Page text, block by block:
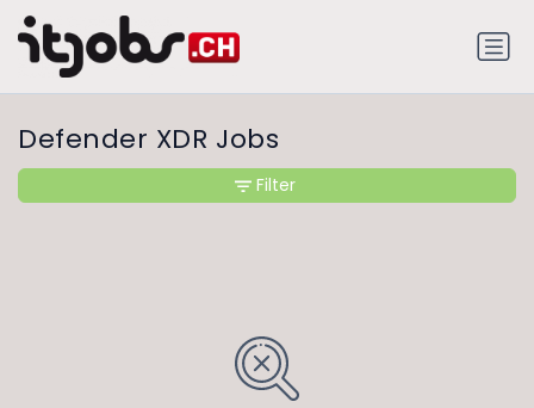
Defender XDR Jobs
Filter